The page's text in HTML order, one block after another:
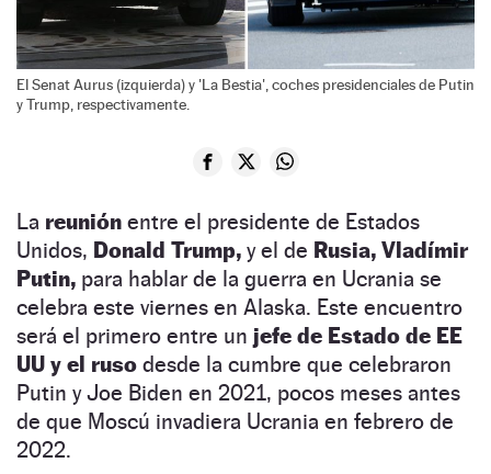
El Senat Aurus (izquierda) y 'La Bestia', coches presidenciales de Putin
y Trump, respectivamente.
La reunión entre el presidente de Estados
Unidos, Donald Trump, y el de Rusia, Vladímir
Putin, para hablar de la guerra en Ucrania se
celebra este viernes en Alaska. Este encuentro
será el primero entre un jefe de Estado de EE
UU y el ruso desde la cumbre que celebraron
Putin y Joe Biden en 2021, pocos meses antes
de que Moscú invadiera Ucrania en febrero de
2022.